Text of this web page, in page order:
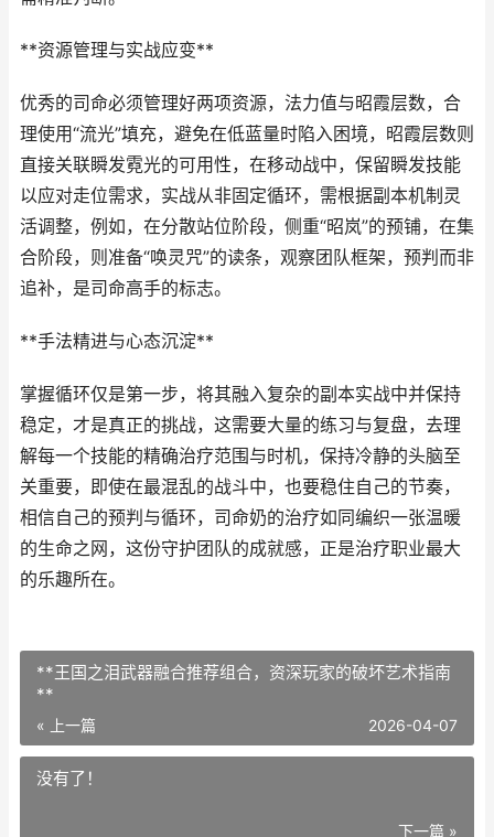
**资源管理与实战应变**
优秀的司命必须管理好两项资源，法力值与昭霞层数，合
理使用“流光”填充，避免在低蓝量时陷入困境，昭霞层数则
直接关联瞬发霓光的可用性，在移动战中，保留瞬发技能
以应对走位需求，实战从非固定循环，需根据副本机制灵
活调整，例如，在分散站位阶段，侧重“昭岚”的预铺，在集
合阶段，则准备“唤灵咒”的读条，观察团队框架，预判而非
追补，是司命高手的标志。
**手法精进与心态沉淀**
掌握循环仅是第一步，将其融入复杂的副本实战中并保持
稳定，才是真正的挑战，这需要大量的练习与复盘，去理
解每一个技能的精确治疗范围与时机，保持冷静的头脑至
关重要，即使在最混乱的战斗中，也要稳住自己的节奏，
相信自己的预判与循环，司命奶的治疗如同编织一张温暖
的生命之网，这份守护团队的成就感，正是治疗职业最大
的乐趣所在。
**王国之泪武器融合推荐组合，资深玩家的破坏艺术指南
**
« 上一篇 2026-04-07
没有了！
下一篇 »